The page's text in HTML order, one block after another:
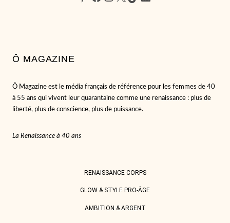
Ô MAGAZINE
Ô Magazine est le média français de référence pour les femmes de 40
à 55 ans qui vivent leur quarantaine comme une renaissance : plus de
liberté, plus de conscience, plus de puissance.
La Renaissance à 40 ans
RENAISSANCE CORPS
GLOW & STYLE PRO-ÂGE
AMBITION & ARGENT